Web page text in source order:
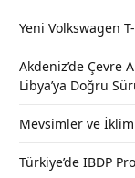
Yeni Volkswagen
Akdeniz’de Çevre
Libya’ya Doğru
Mevsimler ve İklim
Türkiye’de IBDP